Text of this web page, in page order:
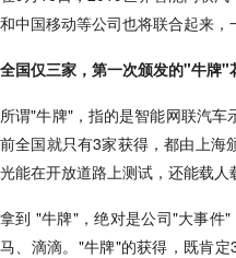
和中国移动等公司也将联合起来，
全国仅三家，第一次颁发的"牛牌"
所谓"牛牌"，指的是智能网联汽车
前全国就只有3家获得，都由上海
光能在开放道路上测试，还能载人
拿到 "牛牌"，绝对是公司"大事件
马、滴滴。"牛牌"的获得，既肯